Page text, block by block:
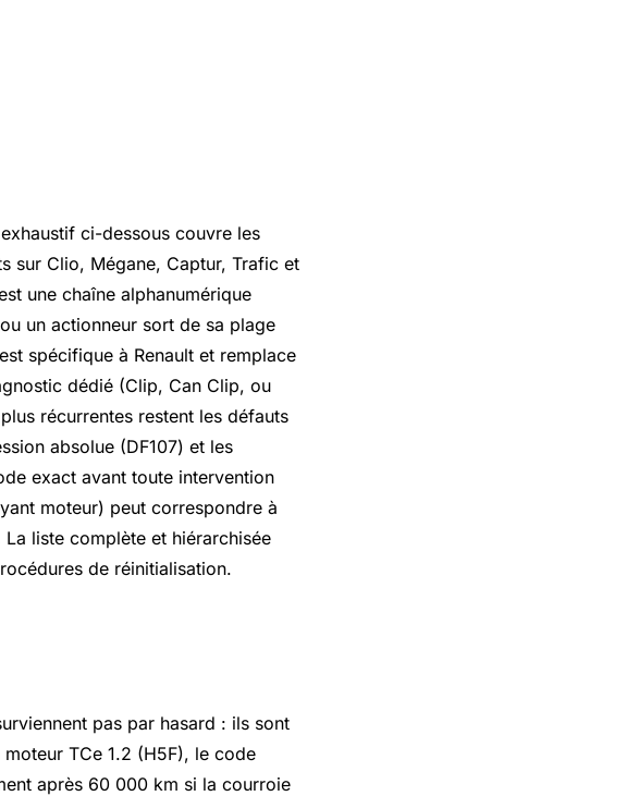
ci-dessous couvre les
sur Clio, Mégane, Captur, Trafic et
une chaîne alphanumérique
un actionneur sort de sa plage
spécifique à Renault et remplace
dédié (Clip, Can Clip, ou
récurrentes restent les défauts
absolue (DF107) et les
exact avant toute intervention
moteur) peut correspondre à
liste complète et hiérarchisée
de réinitialisation.
pas par hasard : ils sont
TCe 1.2 (H5F), le code
après 60 000 km si la courroie